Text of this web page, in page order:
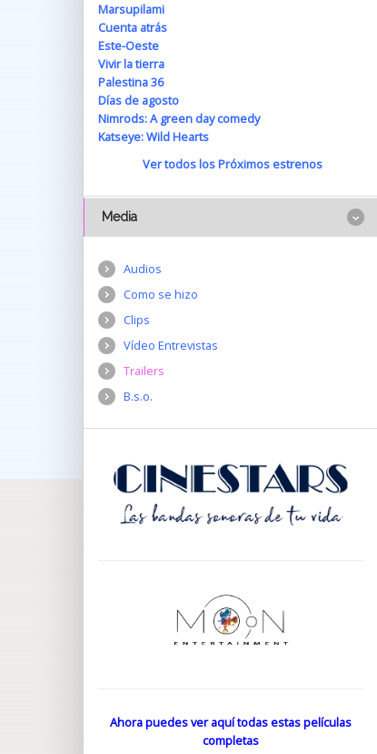
Marsupilami
Cuenta atrás
Este-Oeste
Vivir la tierra
Palestina 36
Días de agosto
Nimrods: A green day comedy
Katseye: Wild Hearts
Ver todos los Próximos estrenos
Media
Audios
Como se hizo
Clips
Vídeo Entrevistas
Trailers
B.s.o.
Ahora puedes ver aquí todas estas películas
completas